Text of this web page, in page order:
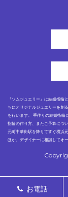
『ソムジュエリー』は結婚指輪
ちにオリジナルジュエリーを創
を行います。 手作りの結婚指輪
指輪の作り方、またご予算につ
元町中華街駅を降りてすぐ横浜
ほか、デザイナーに相談してオ
お電話